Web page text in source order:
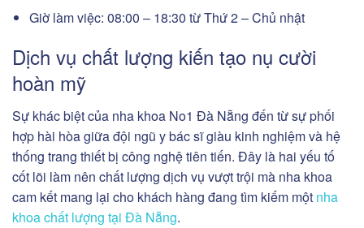
Giờ làm việc: 08:00 – 18:30 từ Thứ 2 – Chủ nhật
Dịch vụ chất lượng kiến tạo nụ cười
hoàn mỹ
Sự khác biệt của nha khoa No1 Đà Nẵng đến từ sự phối
hợp hài hòa giữa đội ngũ y bác sĩ giàu kinh nghiệm và hệ
thống trang thiết bị công nghệ tiên tiến. Đây là hai yếu tố
cốt lõi làm nên chất lượng dịch vụ vượt trội mà nha khoa
cam kết mang lại cho khách hàng đang tìm kiếm một nha
khoa chất lượng tại Đà Nẵng.